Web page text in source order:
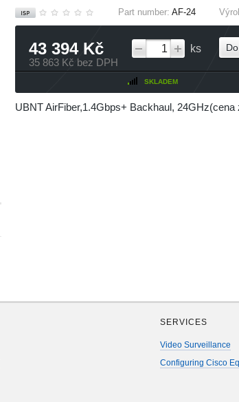
Part number: AF-24
43 394 Kč
35 863 Kč bez DPH
ks
SKLADEM
UBNT AirFiber,1.4Gbps+ Backhaul, 24GHz(cena
SERVICES
Video Surveillance
Configuring Cisco